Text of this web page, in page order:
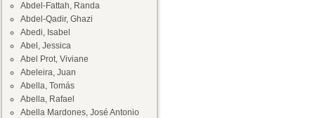
Abdel-Fattah, Randa
Abdel-Qadir, Ghazi
Abedi, Isabel
Abel, Jessica
Abel Prot, Viviane
Abeleira, Juan
Abella, Tomás
Abella, Rafael
Abella Mardones, José Antonio